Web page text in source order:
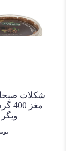
شکلات
مغز
ویگر